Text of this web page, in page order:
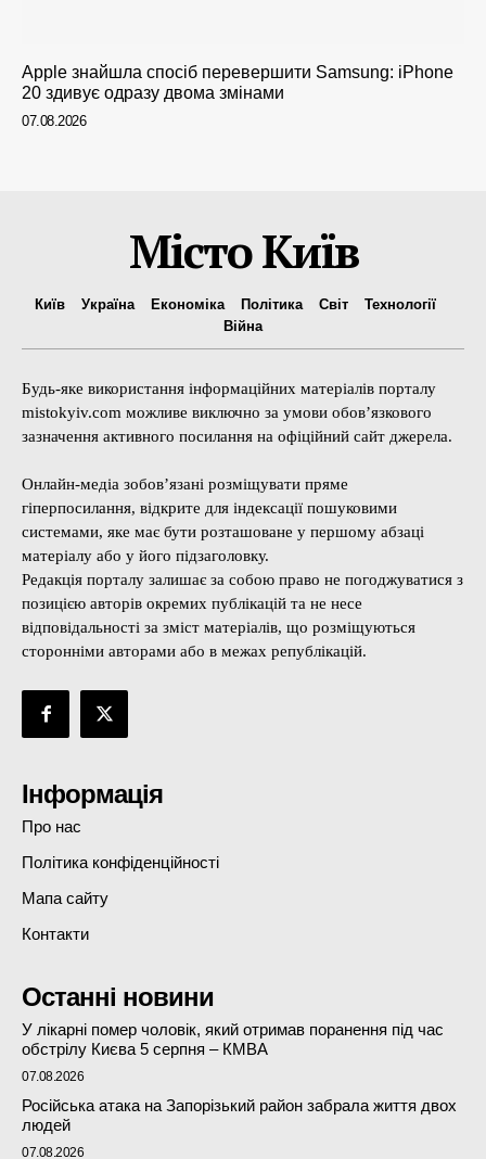
Apple знайшла спосіб перевершити Samsung: iPhone
20 здивує одразу двома змінами
07.08.2026
Місто Київ
Київ Україна Економіка Політика Світ
Технології
Війна
Будь-яке використання інформаційних матеріалів порталу
mistokyiv.com можливе виключно за умови обов’язкового
зазначення активного посилання на офіційний сайт джерела.
Онлайн-медіа зобов’язані розміщувати пряме
гіперпосилання, відкрите для індексації пошуковими
системами, яке має бути розташоване у першому абзаці
матеріалу або у його підзаголовку.
Редакція порталу залишає за собою право не погоджуватися з
позицією авторів окремих публікацій та не несе
відповідальності за зміст матеріалів, що розміщуються
сторонніми авторами або в межах републікацій.
Інформація
Про нас
Політика конфіденційності
Мапа сайту
Контакти
Останні новини
У лікарні помер чоловік, який отримав поранення під час
обстрілу Києва 5 серпня – КМВА
07.08.2026
Російська атака на Запорізький район забрала життя двох
людей
07.08.2026